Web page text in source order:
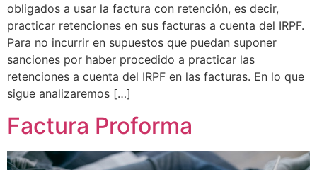
obligados a usar la factura con retención, es decir,
practicar retenciones en sus facturas a cuenta del IRPF.
Para no incurrir en supuestos que puedan suponer
sanciones por haber procedido a practicar las
retenciones a cuenta del IRPF en las facturas. En lo que
sigue analizaremos […]
Factura Proforma